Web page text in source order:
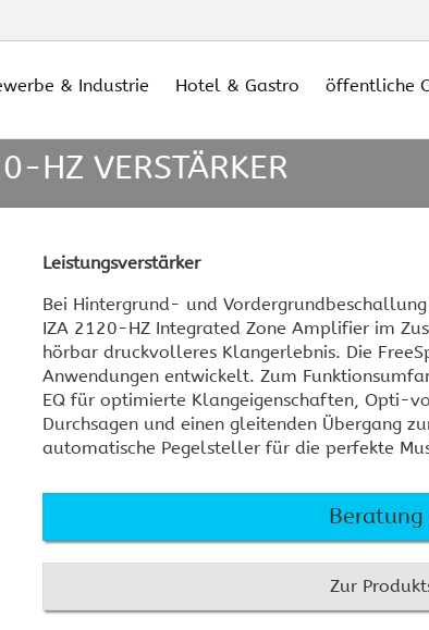
& Industrie Hotel & Gastro öffentliche
goldene Regeln Videokonferenz-
Crestron Newsticker Crestron Bedienelemente
Präsentationslösungen Mediensteuerung
MENÜ AUSBLENDEN
Gebäudeautomation Digital Signage
Stadthalle, Ratssaal Konferenzraumtechnik
Videoüberwachung hochwertige Audio-
Audio für Gewerbe
BOSE
Installationslautsprecher
Crestron
Sennheiser Mikrofone und
Tischtank und
Anschlussfelder
Ansprechpartner Kontakt
HZ VERSTÄRKER
Leistungsverstärker
Bei Hintergrund- und
IZA 2120-HZ Integrated Zone Amplifier im
hörbar druckvolleres Klangerlebnis. Die
Anwendungen entwickelt. Zum
EQ für optimierte Klangeigenschaften, Opti-
Durchsagen und einen gleitenden Übergang
automatische Pegelsteller für die perfekte
Zur